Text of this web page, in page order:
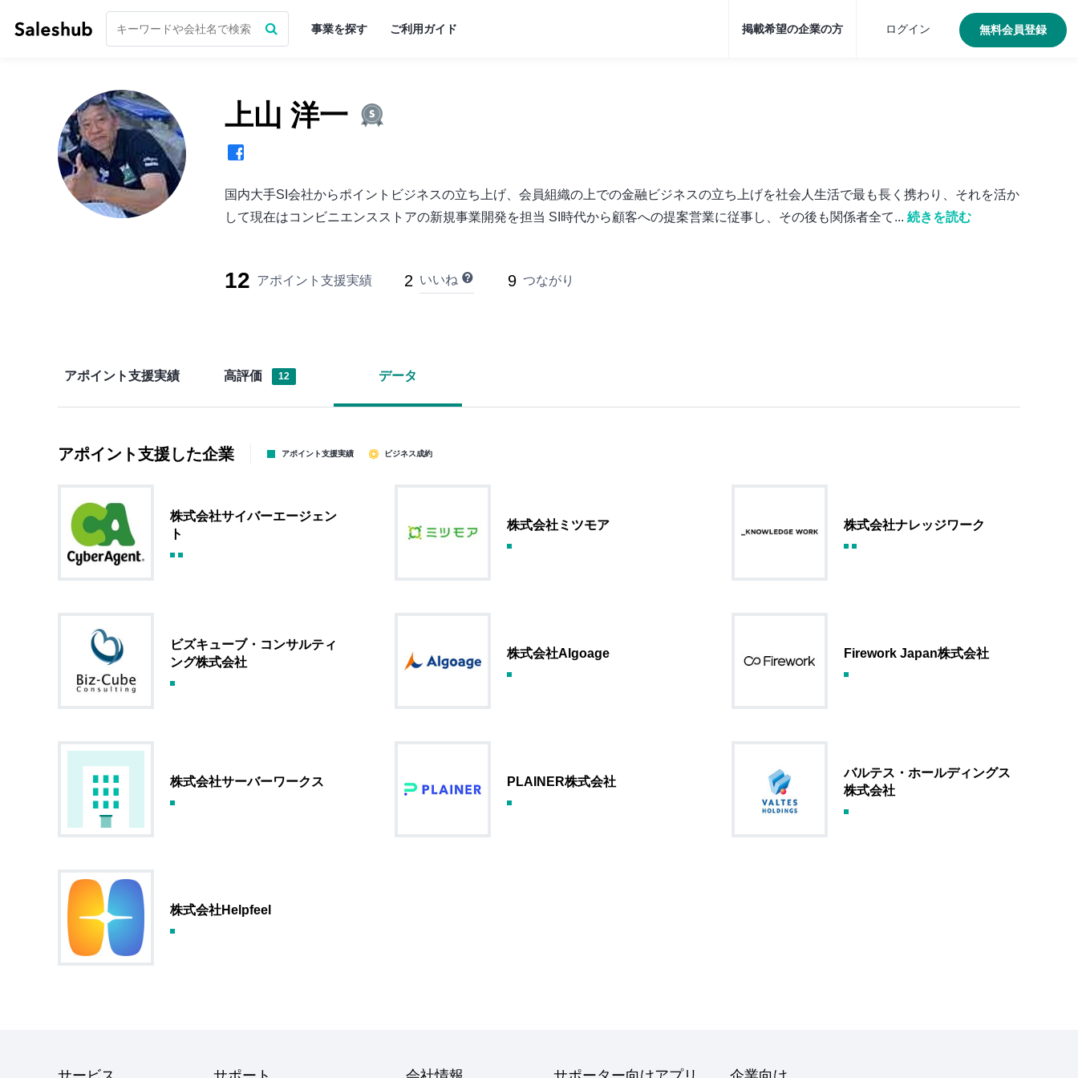
事業を探す ご利用ガイド 掲載希望の企業の方 ログイン 無料会員登録
上山 洋一
国内大手SI会社からポイントビジネスの立ち上げ、会員組織の上での金融ビジネスの立ち上げを社会人生活で最も長く携わり、それを活か
して現在はコンビニエンスストアの新規事業開発を担当 SI時代から顧客への提案営業に従事し、その後も関係者全て... 続きを読む
12 アポイント支援実績 2 いいね 9 つながり
アポイント支援実績 高評価 12 データ
アポイント支援した企業 アポイント支援実績 ビジネス成約
株式会社サイバーエージェン
ト
株式会社ミツモア 株式会社ナレッジワーク
ビズキューブ・コンサルティ
ング株式会社
株式会社Algoage Firework Japan株式会社
株式会社サーバーワークス PLAINER株式会社
バルテス・ホールディングス
株式会社
株式会社Helpfeel